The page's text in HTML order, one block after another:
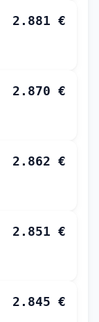
2.881 €
2.870 €
2.862 €
2.851 €
2.845 €